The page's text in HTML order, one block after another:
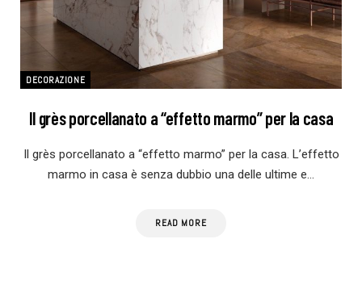
DECORAZIONE
Il grès porcellanato a “effetto marmo” per la casa
Il grès porcellanato a “effetto marmo” per la casa. L’effetto
marmo in casa è senza dubbio una delle ultime e…
READ MORE